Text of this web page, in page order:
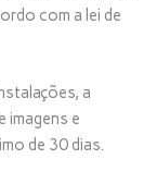
com a lei de
a
imagens e
de 30 dias.